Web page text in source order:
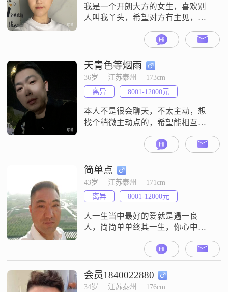
我是一个开朗大方的女生，喜欢别
人叫我丫头，希望对方有主见，有
责任！善良！年纪方面嘛！成熟一
点吧，这样可以多一点包容，我有
点小任性哦！（不是无理取闹型
哦！?你信眼缘吗？反正我信！）
天青色等烟雨
36岁  |  江苏泰州  |  173cm
离异
8001-12000元
本人不是很会聊天，不太主动，想
找个稍微主动点的，希望能相互照
有就是工作地区写错了，公司在上
海，我经常出差在外地，全国都
去，江浙沪地区较多，以后有机会
可以回去发展
简单点
43岁  |  江苏泰州  |  171cm
离异
8001-12000元
人一生当中最好的爱就是遇一良
人，简简单单终其一生，你心中有
会员1840022880
34岁  |  江苏泰州  |  176cm